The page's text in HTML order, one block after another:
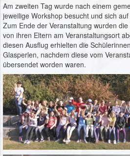
Am zweiten Tag wurde nach einem
jeweilige Workshop besucht und sich
Zum Ende der Veranstaltung wurden
von ihren Eltern am Veranstaltungsort
diesen Ausflug erhielten die
Glasperlen, nachdem diese vom
übersendet worden waren.